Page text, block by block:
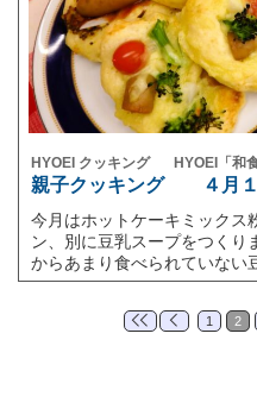
HYOEI クッキング
HYOEI「和
親子クッキング ４月１
今月はホットケーキミックス
ン、別に豆乳スープをつくり
からあまり食べられていない
1 2